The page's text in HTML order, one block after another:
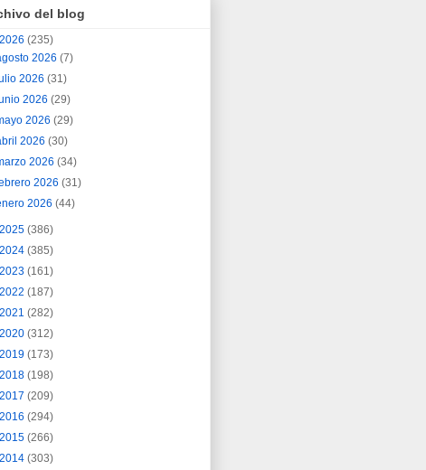
del blog
2026 (235)
2026(7)
2026(31)
2026(29)
2026(29)
2026(30)
2026(34)
2026(31)
2026(44)
2025 (386)
2024 (385)
2023 (161)
2022 (187)
2021 (282)
2020 (312)
2019 (173)
2018 (198)
2017 (209)
2016 (294)
2015 (266)
2014 (303)